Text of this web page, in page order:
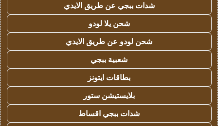
شدات ببجي عن طريق الايدي
شحن يلا لودو
شحن لودو عن طريق الايدي
شعبية ببجي
بطاقات ايتونز
بلايستيشن ستور
شدات ببجي اقساط